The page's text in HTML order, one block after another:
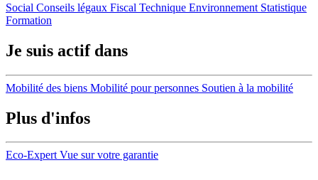
Social Conseils légaux Fiscal Technique Environnement Statistique
Formation
Je suis actif dans
Mobilité des biens Mobilité pour personnes Soutien à la mobilité
Plus d'infos
Eco-Expert Vue sur votre garantie